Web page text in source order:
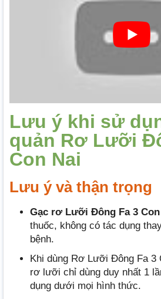
Lưu ý khi sử
quản Rơ Lưỡi
Con Nai
Lưu ý và thận trọng
Gạc rơ Lưỡi Đông Fa 3 Con
thuốc, không có tác dụng
bệnh.
Khi dùng Rơ Lưỡi Đông Fa 3
rơ lưỡi chỉ dùng duy nhất 1
dụng dưới mọi hình thức.